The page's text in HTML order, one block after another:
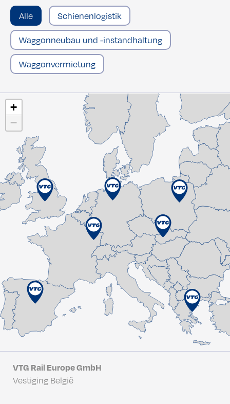
Alle Schienenlogistik
Waggonneubau und -instandhaltung
Waggonvermietung
+
−
VTG Rail Europe GmbH
Vestiging België